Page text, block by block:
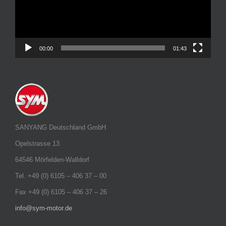
00:00 01:43
SANYANG Deutschland GmbH
Opelstrasse 13
64546 Mörfelden-Walldorf
Tel. +49 (0) 6105 – 406 37 – 00
Fax +49 (0) 6105 – 406 37 – 26
info@sym-motor.de